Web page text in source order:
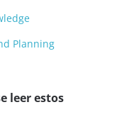
Planning
leer estos